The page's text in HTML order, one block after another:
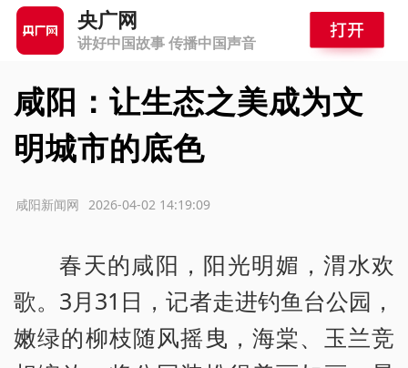
央广网
讲好中国故事 传播中国声音
咸阳：让生态之美成为文
明城市的底色
2026-04-02 14:19:09
咸阳新闻网
春天的咸阳，阳光明媚，渭水欢
歌。3月31日，记者走进钓鱼台公园，
嫩绿的柳枝随风摇曳，海棠、玉兰竞